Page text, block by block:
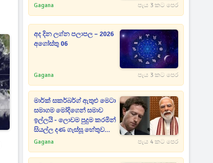
Gagana පැය 3 කට පෙර
අද දින ලග්න පලාපල – 2026
අගෝස්තු 06
Gagana පැය 3 කට පෙර
මාර්ක් සකර්බර්ග් ඇතුළු මෙටා
සමාගම මෝදිගෙන් සමාව
ඉල්ලයි - ලොවම පුදුම කරමින්
සියල්ල දණ ගැස්සූ හේතුව
මෙන්න
Gagana පැය 4 කට පෙර